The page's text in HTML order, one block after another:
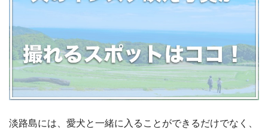
淡路島には、愛犬と一緒に入ることができるだけでなく、